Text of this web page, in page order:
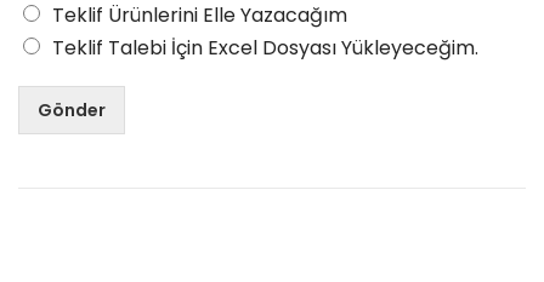
Teklif Ürünlerini Elle Yazacağım
Teklif Talebi İçin Excel Dosyası Yükleyeceğim.
Gönder